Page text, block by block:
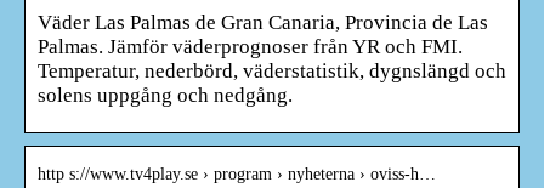
Väder Las Palmas de Gran Canaria, Provincia de Las
Palmas. Jämför väderprognoser från YR och FMI.
Temperatur, nederbörd, väderstatistik, dygnslängd och
solens uppgång och nedgång.
http s://www.tv4play.se › program › nyheterna › oviss-h…